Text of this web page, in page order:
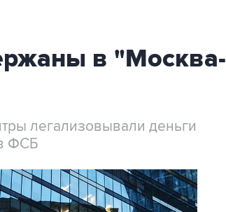
в "Москва-
легализовывали деньги
ФСБ